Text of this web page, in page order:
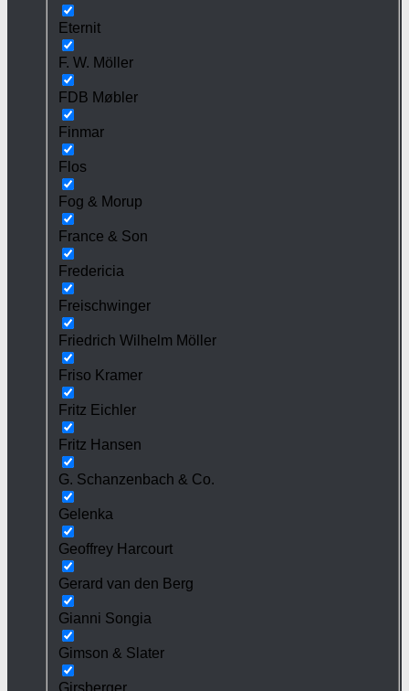
Eternit
F. W. Möller
FDB Møbler
Finmar
Flos
Fog & Morup
France & Son
Fredericia
Freischwinger
Friedrich Wilhelm Möller
Friso Kramer
Fritz Eichler
Fritz Hansen
G. Schanzenbach & Co.
Gelenka
Geoffrey Harcourt
Gerard van den Berg
Gianni Songia
Gimson & Slater
Girsberger